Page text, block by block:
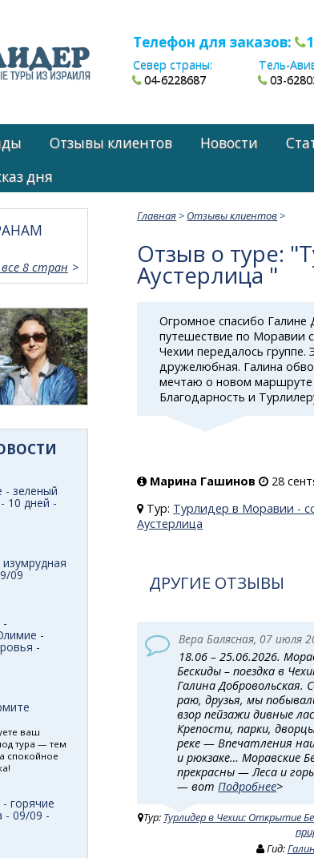
Телефон для заказов:
Север страны:
04-6228687
Тель-
03-
Отзывы клиентов Новости
дня
Главная > Отзывы клиентов >
Отзыв о туре:
Аустерлица "
Огромное спасибо
путешествие по Моравии
Чехии передалось группе.
дружелюбная. Галина
мечтаю о новом маршруте
Благодарность и
Марина Гашинов
28
Тур: Турлидер в Моравии -
Аустерлица
ДРУГИЕ ОТЗЫВЫ
Вера Балясная, 07 июля
18.06 – 25.06.2026.
Бескиды – поездка в
Галина Добровольская.
раю, друзья, мы
взор пейзажи дивные
Крепости, парки,
реке — Впечатления
и рюкзаке… Моравские
прекрасны — Леса и
— вотПодробнее>
Тур: Турлидер в Чехии: Открытие
Гид:
8 стран
- зеленый
10 дней -
09
-
-
-
ваш
тура — тем
спокойное
горячие
- 09/09 -